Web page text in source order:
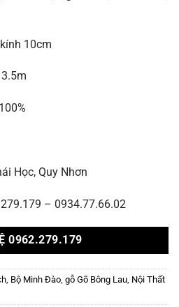
10cm
Học, Quy Nhơn
– 0934.77.66.02
0962.279.179
, Bộ Minh Đào, gỗ Gõ Bông Lau, Nội Thất